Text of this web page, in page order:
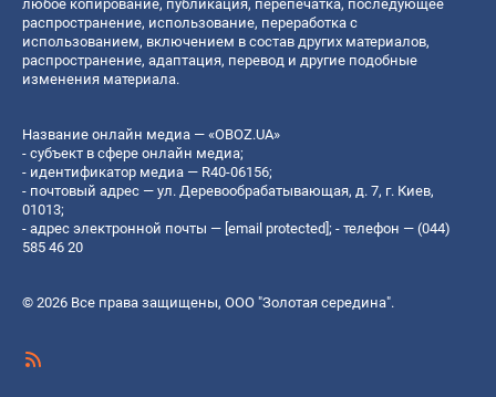
любое копирование, публикация, перепечатка, последующее
распространение, использование, переработка с
использованием, включением в состав других материалов,
распространение, адаптация, перевод и другие подобные
изменения материала.
Название онлайн медиа — «OBOZ.UA»
- субъект в сфере онлайн медиа;
- идентификатор медиа — R40-06156;
- почтовый адрес — ул. Деревообрабатывающая, д. 7, г. Киев,
01013;
- адрес электронной почты — [email protected] ; - телефон — (044)
585 46 20
© 2026 Все права защищены, ООО "Золотая середина".